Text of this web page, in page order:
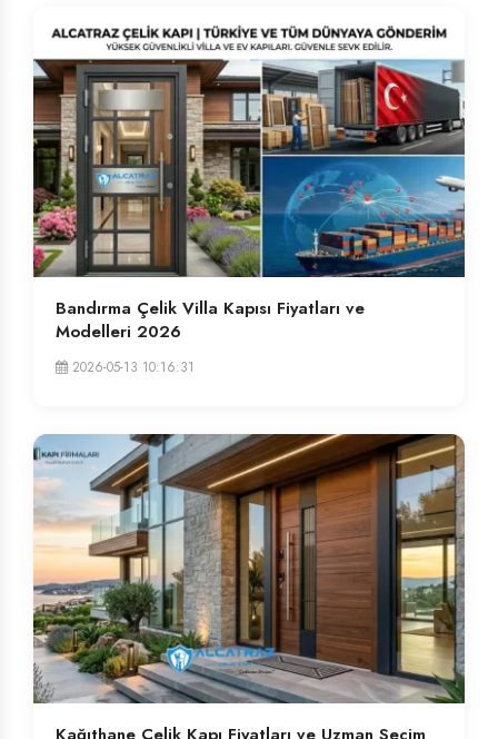
Bandırma Çelik Villa Kapısı Fiyatları ve
Modelleri 2026
2026-05-13 10:16:31